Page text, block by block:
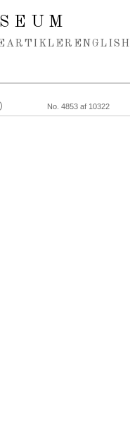
ENGLISH
No. 4853 af 10322